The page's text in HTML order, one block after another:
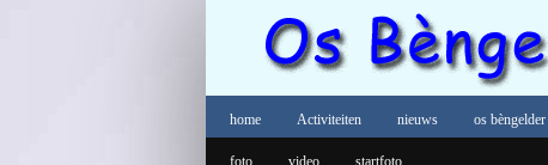
home Activiteiten nieuws os bèngelder
foto video startfoto